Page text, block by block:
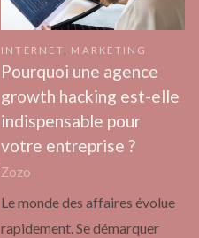
INTERNET MARKETING
Pourquoi une agence
growth hacking est-elle
indispensable pour
votre entreprise ?
Zozo
Le monde des affaires évolue
rapidement. Se démarquer